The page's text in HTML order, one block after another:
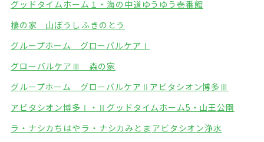
グッドタイムホーム１・海の中道ゆうゆう壱番館
棲の家 山ぼうし ふきのとう
グループホーム グローバルケアⅠ
グローバルケアⅢ 森の家
グループホーム グローバルケアⅡ アビタシオン博多Ⅲ
アビタシオン博多Ⅰ・Ⅱ グッドタイムホーム5・山王公園
ラ・ナシカちはや ラ・ナシカみとま アビタシオン浄水